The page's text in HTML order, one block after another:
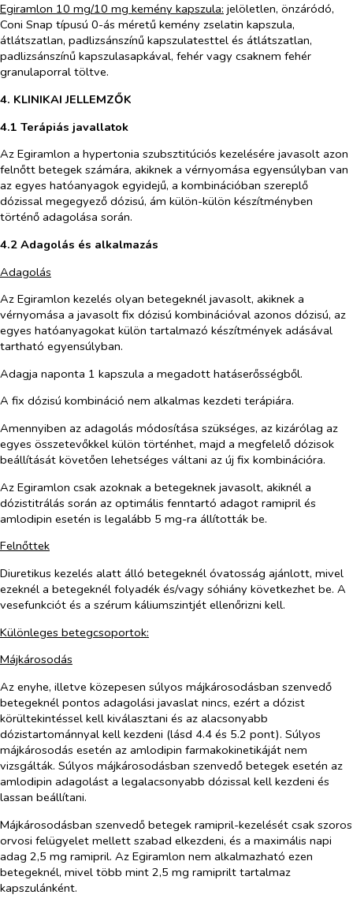
Egiramlon 10 mg/10 mg kemény kapszula: jelöletlen, önzáródó,
Coni Snap típusú 0-ás méretű kemény zselatin kapszula,
átlátszatlan, padlizsánszínű kapszulatesttel és átlátszatlan,
padlizsánszínű kapszulasapkával, fehér vagy csaknem fehér
granulaporral töltve.
4. KLINIKAI JELLEMZŐK
4.1 Terápiás javallatok
Az Egiramlon a hypertonia szubsztitúciós kezelésére javasolt azon
felnőtt betegek számára, akiknek a vérnyomása egyensúlyban van
az egyes hatóanyagok egyidejű, a kombinációban szereplő
dózissal megegyező dózisú, ám külön-külön készítményben
történő adagolása során.
4.2 Adagolás és alkalmazás
Adagolás
Az Egiramlon kezelés olyan betegeknél javasolt, akiknek a
vérnyomása a javasolt fix dózisú kombinációval azonos dózisú, az
egyes hatóanyagokat külön tartalmazó készítmények adásával
tartható egyensúlyban.
Adagja naponta 1 kapszula a megadott hatáserősségből.
A fix dózisú kombináció nem alkalmas kezdeti terápiára.
Amennyiben az adagolás módosítása szükséges, az kizárólag az
egyes összetevőkkel külön történhet, majd a megfelelő dózisok
beállítását követően lehetséges váltani az új fix kombinációra.
Az Egiramlon csak azoknak a betegeknek javasolt, akiknél a
dózistitrálás során az optimális fenntartó adagot ramipril és
amlodipin esetén is legalább 5 mg-ra állították be.
Felnőttek
Diuretikus kezelés alatt álló betegeknél óvatosság ajánlott, mivel
ezeknél a betegeknél folyadék és/vagy sóhiány következhet be. A
vesefunkciót és a szérum káliumszintjét ellenőrizni kell.
Különleges betegcsoportok:
Májkárosodás
Az enyhe, illetve közepesen súlyos májkárosodásban szenvedő
betegeknél pontos adagolási javaslat nincs, ezért a dózist
körültekintéssel kell kiválasztani és az alacsonyabb
dózistartománnyal kell kezdeni (lásd 4.4 és 5.2 pont). Súlyos
májkárosodás esetén az amlodipin farmakokinetikáját nem
vizsgálták. Súlyos májkárosodásban szenvedő betegek esetén az
amlodipin adagolást a legalacsonyabb dózissal kell kezdeni és
lassan beállítani.
Májkárosodásban szenvedő betegek ramipril-kezelését csak szoros
orvosi felügyelet mellett szabad elkezdeni, és a maximális napi
adag 2,5 mg ramipril. Az Egiramlon nem alkalmazható ezen
betegeknél, mivel több mint 2,5 mg ramiprilt tartalmaz
kapszulánként.